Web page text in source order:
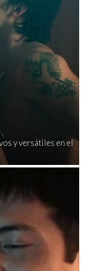
y versátiles en el